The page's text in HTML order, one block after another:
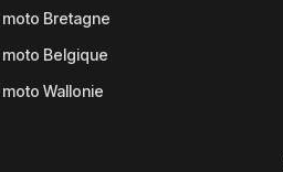
Bretagne
Belgique
Wallonie